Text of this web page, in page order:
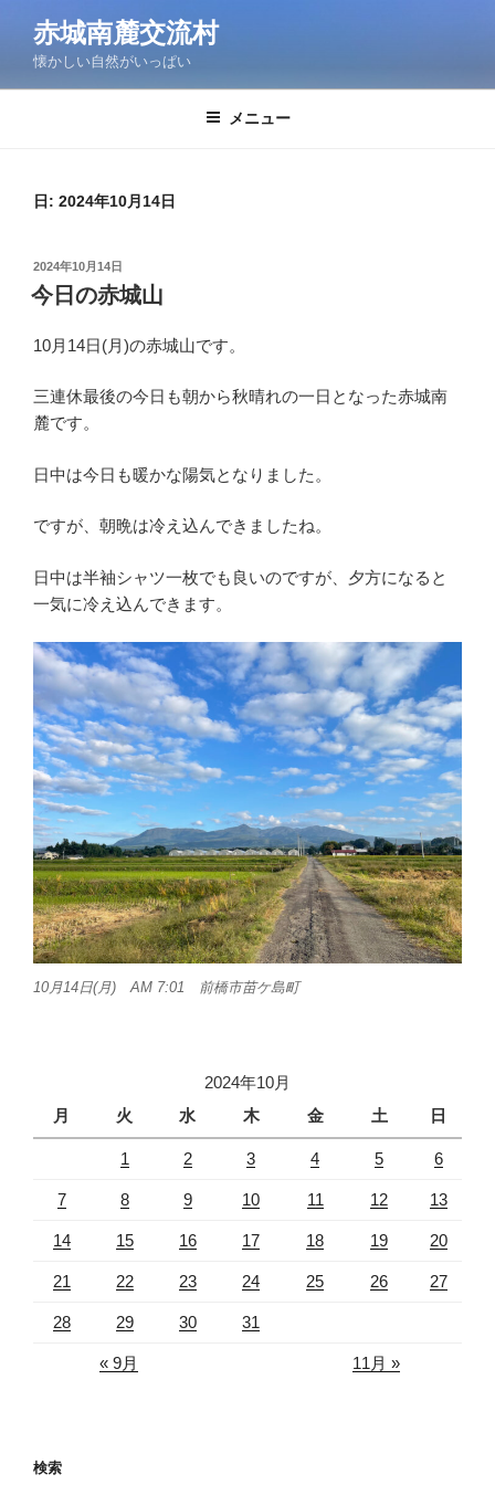
ン
赤城南麓交流村
懐かしい自然がいっぱい
メニュー
日: 2024年10月14日
投
稿
日:
2024年10月14日
今日の赤城山
10月14日(月)の赤城山です。
三連休最後の今日も朝から秋晴れの一日となった赤城南
麓です。
日中は今日も暖かな陽気となりました。
ですが、朝晩は冷え込んできましたね。
日中は半袖シャツ一枚でも良いのですが、夕方になると
一気に冷え込んできます。
10月14日(月) AM 7:01 前橋市苗ケ島町
2024年10月
月
火 水 木 金 土 日
1 2 3 4 5 6
7 8 9 10 11 12 13
14 15 16 17 18 19 20
21 22 23 24 25 26 27
28 29 30 31
« 9月 11月 »
検索